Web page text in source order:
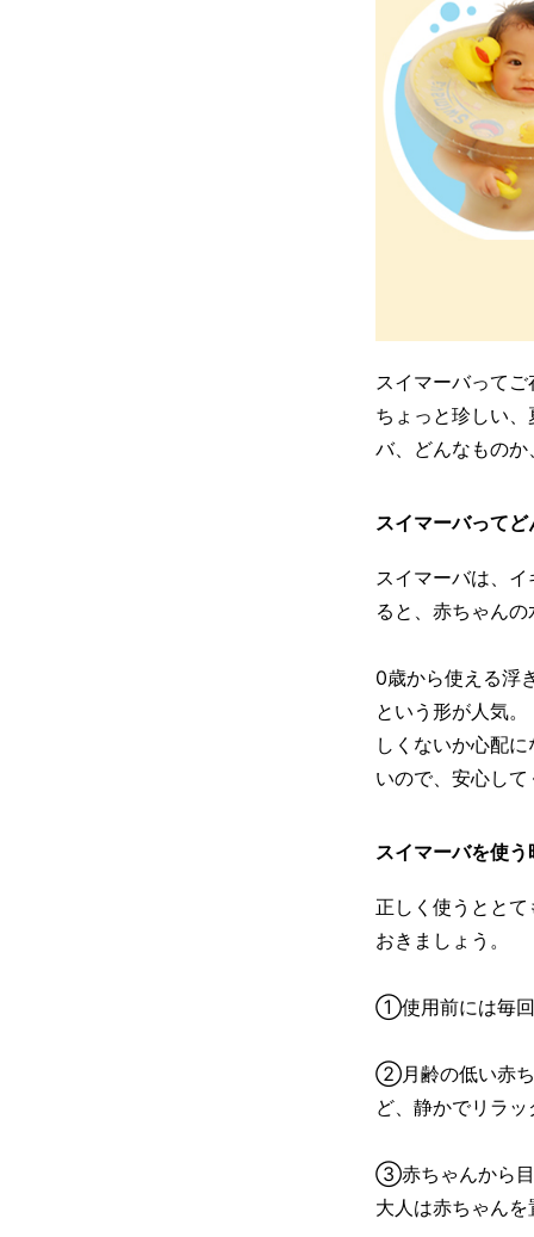
スイマーバって
ちょっと珍しい
バ、どんなもの
スイマーバって
スイマーバは、
ると、赤ちゃん
0歳から使える浮
という形が人気
しくないか心配
いので、安心し
スイマーバを使
正しく使うとと
おきましょう。
①使用前には毎回
②月齢の低い赤ち
ど、静かでリラ
③赤ちゃんから
大人は赤ちゃん